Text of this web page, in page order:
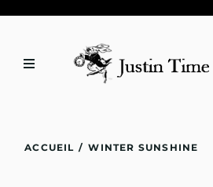
ACCUEIL / WINTER SUNSHINE